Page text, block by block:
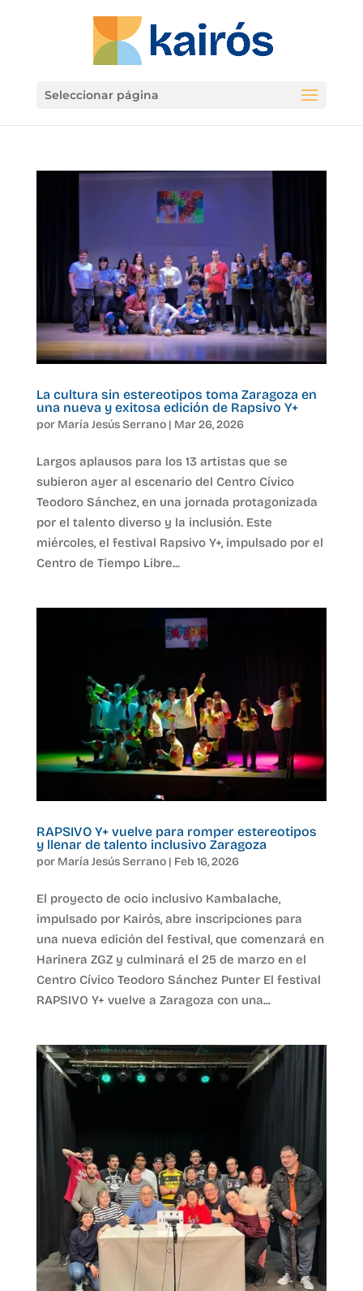
Seleccionar página
La cultura sin estereotipos toma Zaragoza en
una nueva y exitosa edición de Rapsivo Y+
por María Jesús Serrano| Mar 26, 2026
Largos aplausos para los 13 artistas que se
subieron ayer al escenario del Centro Cívico
Teodoro Sánchez, en una jornada protagonizada
por el talento diverso y la inclusión. Este
miércoles, el festival Rapsivo Y+, impulsado por el
Centro de Tiempo Libre...
RAPSIVO Y+ vuelve para romper estereotipos
y llenar de talento inclusivo Zaragoza
por María Jesús Serrano| Feb 16, 2026
El proyecto de ocio inclusivo Kambalache,
impulsado por Kairós, abre inscripciones para
una nueva edición del festival, que comenzará en
Harinera ZGZ y culminará el 25 de marzo en el
Centro Cívico Teodoro Sánchez Punter El festival
RAPSIVO Y+ vuelve a Zaragoza con una...